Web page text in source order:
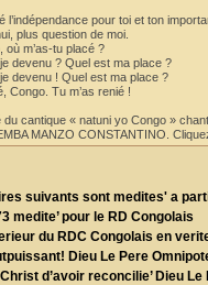
l’indépendance pour toi et ton
plus question de moi.
où m’as-tu placé ?
devenu ? Quel est ma place ?
devenu ! Quel est ma place ?
Congo. Tu m’as renié !
du cantique « natuni yo Congo »
MANZO CONSTANTINO.
suivants sont medites' a
medite’ pour le RD Congolais
du RDC Congolais en
Dieu Le Pere
d’avoir reconcilie’ Dieu